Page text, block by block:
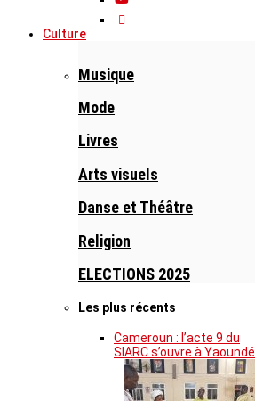
Culture
Musique
Mode
Livres
Arts visuels
Danse et Théâtre
Religion
ELECTIONS 2025
Les plus récents
Cameroun : l’acte 9 du
SIARC s’ouvre à Yaoundé